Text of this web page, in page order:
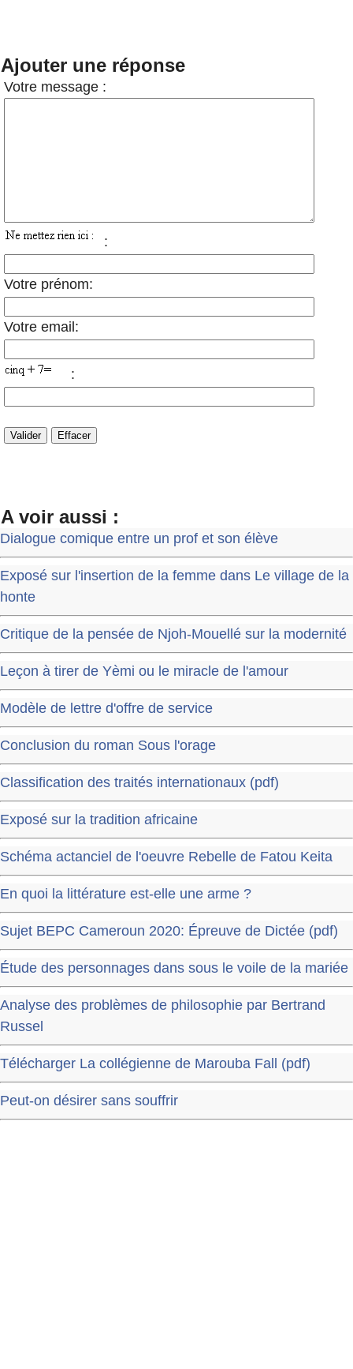
Ajouter une réponse
Votre message :
:
Votre prénom:
Votre email:
:
A voir aussi :
Dialogue comique entre un prof et son élève
Exposé sur l'insertion de la femme dans Le village de la
honte
Critique de la pensée de Njoh-Mouellé sur la modernité
Leçon à tirer de Yèmi ou le miracle de l'amour
Modèle de lettre d'offre de service
Conclusion du roman Sous l'orage
Classification des traités internationaux (pdf)
Exposé sur la tradition africaine
Schéma actanciel de l'oeuvre Rebelle de Fatou Keita
En quoi la littérature est-elle une arme ?
Sujet BEPC Cameroun 2020: Épreuve de Dictée (pdf)
Étude des personnages dans sous le voile de la mariée
Analyse des problèmes de philosophie par Bertrand
Russel
Télécharger La collégienne de Marouba Fall (pdf)
Peut-on désirer sans souffrir